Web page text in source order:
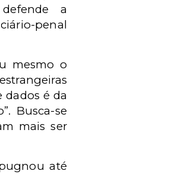
a
penal
mesmo o
é da
Busca-se
mais ser
até